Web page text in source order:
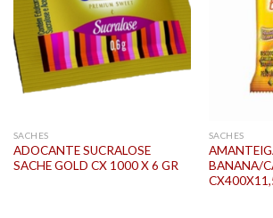
SACHES
ADOCANTE SUCRALOSE
SACHE GOLD CX 1000 X 6 GR
SACHES
BANANA/